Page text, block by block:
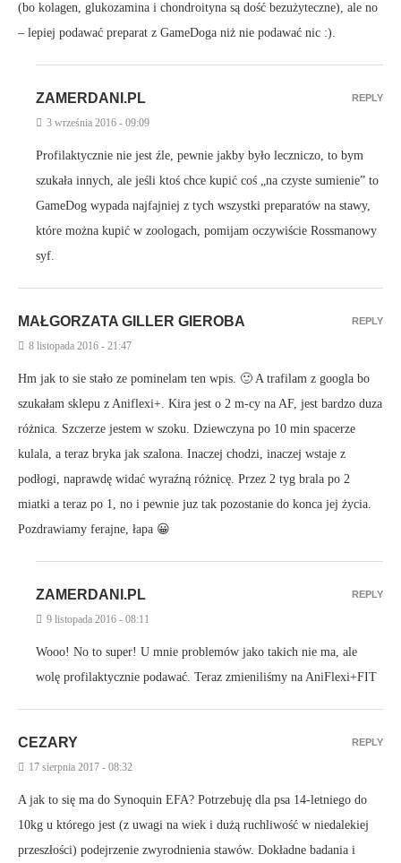
(bo kolagen, glukozamina i chondroityna są dość bezużyteczne), ale no
– lepiej podawać preparat z GameDoga niż nie podawać nic :).
ZAMERDANI.PL
3 września 2016 - 09:09
Profilaktycznie nie jest źle, pewnie jakby było leczniczo, to bym
szukała innych, ale jeśli ktoś chce kupić coś „na czyste sumienie” to
GameDog wypada najfajniej z tych wszystki preparatów na stawy,
które można kupić w zoologach, pomijam oczywiście Rossmanowy
syf.
REPLY
MAŁGORZATA GILLER GIEROBA
8 listopada 2016 - 21:47
Hm jak to sie stało ze pominelam ten wpis. 🙂 A trafilam z googla bo
szukałam sklepu z Aniflexi+. Kira jest o 2 m-cy na AF, jest bardzo duza
różnica. Szczerze jestem w szoku. Dziewczyna po 10 min spacerze
kulala, a teraz bryka jak szalona. Inaczej chodzi, inaczej wstaje z
podłogi, naprawdę widać wyraźną różnicę. Przez 2 tyg brala po 2
miatki a teraz po 1, no i pewnie juz tak pozostanie do konca jej życia.
Pozdrawiamy ferajne, łapa 😀
REPLY
ZAMERDANI.PL
9 listopada 2016 - 08:11
Wooo! No to super! U mnie problemów jako takich nie ma, ale
wolę profilaktycznie podawać. Teraz zmieniliśmy na AniFlexi+FIT
REPLY
CEZARY
17 sierpnia 2017 - 08:32
A jak to się ma do Synoquin EFA? Potrzebuję dla psa 14-letniego do
10kg u którego jest (z uwagi na wiek i dużą ruchliwość w niedalekiej
przeszłości) podejrzenie zwyrodnienia stawów. Dokładne badania i
REPLY